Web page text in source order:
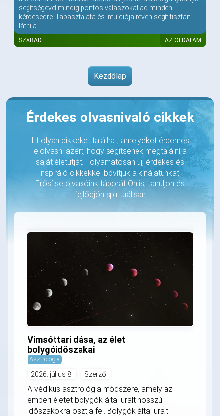
segítségével mindig pontos válaszokat ad minden
kérdésedre. Tapasztalata és intuíciója révén segít tisztán
látni a...
SZABAD AZ OLDALAM
Kezdőlap
Érdekes olvasnivaló cikkek
Itt olyan cikkeket találhat, amelyeket érdemes
elolvasni azért, hogy segítsenek megtalálni a
saját életutját. Folyamatosan új, érdekes és
inspiráló cikkekkel bővítjük a kínálatunkat.
Erősítse olvasóink táborát Ön is, tanuljon és
fejlődjön spirituálisan
Vimsóttari dása, az élet
bolygóidőszakai
Asztrológia
2026. július 8. Szerző:
A védikus asztrológia módszere, amely az
emberi életet bolygók által uralt hosszú
időszakokra osztja fel. Bolygók által uralt